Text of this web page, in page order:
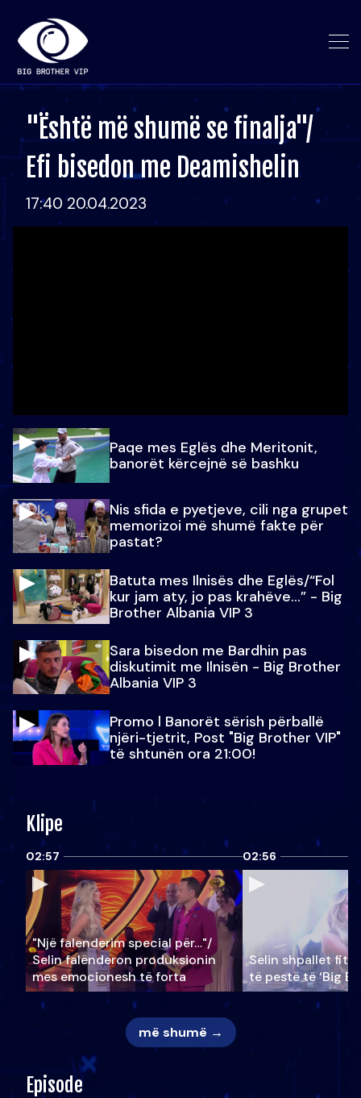
"Është më shumë se finalja"/
Efi bisedon me Deamishelin
17:40 20.04.2023
Paqe mes Eglës dhe Meritonit,
banorët kërcejnë së bashku
Nis sfida e pyetjeve, cili nga grupet
memorizoi më shumë fakte për
pastat?
Batuta mes Ilnisës dhe Eglës/“Fol
kur jam aty, jo pas krahëve…” - Big
Brother Albania VIP 3
Sara bisedon me Bardhin pas
diskutimit me Ilnisën - Big Brother
Albania VIP 3
Promo l Banorët sërish përballë
njëri-tjetrit, Post "Big Brother VIP"
të shtunën ora 21:00!
Klipe
02:57
"Një falenderim special për…"/
Selin falënderon produksionin
mes emocionesh të forta
02:56
Selin shpallet
të pestë të ‘Big
më shumë →
Episode